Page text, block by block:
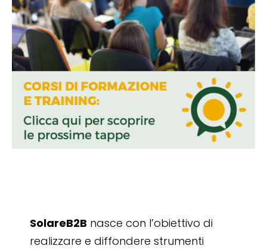
SolareB2B nasce con l’obiettivo di
realizzare e diffondere strumenti